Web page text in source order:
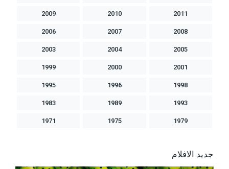
2011
2010
2009
2008
2007
2006
2005
2004
2003
2001
2000
1999
1998
1996
1995
1993
1989
1983
1979
1975
1971
جديد الافلام